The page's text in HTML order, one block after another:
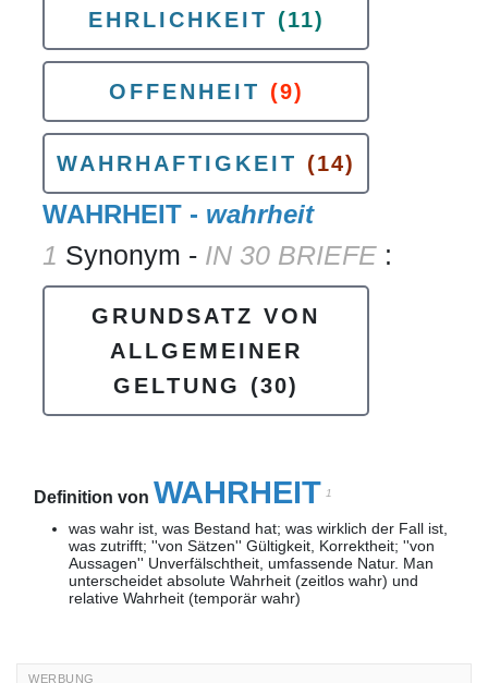
EHRLICHKEIT (11)
OFFENHEIT (9)
WAHRHAFTIGKEIT (14)
WAHRHEIT - wahrheit
1 Synonym - IN 30 BRIEFE :
GRUNDSATZ VON
ALLGEMEINER
GELTUNG
(30)
Definition von WAHRHEIT 1
was wahr ist, was Bestand hat; was wirklich der Fall ist,
was zutrifft; ''von Sätzen'' Gültigkeit, Korrektheit; ''von
Aussagen'' Unverfälschtheit, umfassende Natur. Man
unterscheidet absolute Wahrheit (zeitlos wahr) und
relative Wahrheit (temporär wahr)